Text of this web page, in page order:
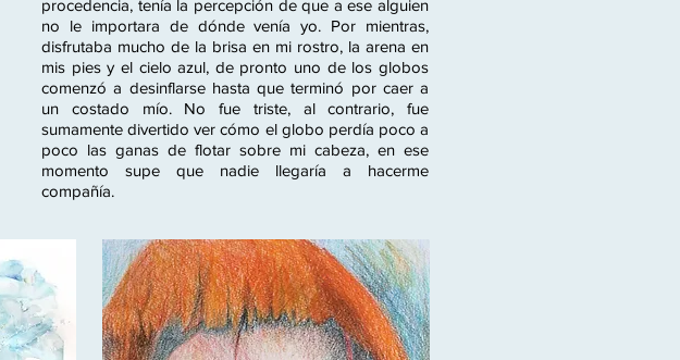
procedencia, tenía la percepción de que a ese alguien
no le importara de dónde venía yo. Por mientras,
disfrutaba mucho de la brisa en mi rostro, la arena en
mis pies y el cielo azul, de pronto uno de los globos
comenzó a desinflarse hasta que terminó por caer a
un costado mío. No fue triste, al contrario, fue
sumamente divertido ver cómo el globo perdía poco a
poco las ganas de flotar sobre mi cabeza, en ese
momento supe que nadie llegaría a hacerme
compañía.